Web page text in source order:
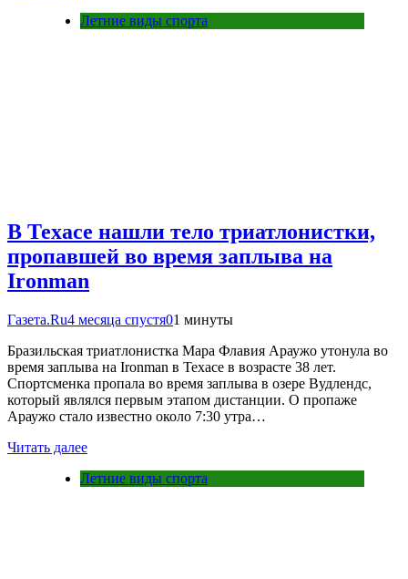
Летние виды спорта
В Техасе нашли тело триатлонистки,
пропавшей во время заплыва на
Ironman
Газета.Ru4 месяца спустя01 минуты
Бразильская триатлонистка Мара Флавия Араужо утонула во
время заплыва на Ironman в Техасе в возрасте 38 лет.
Спортсменка пропала во время заплыва в озере Вудлендс,
который являлся первым этапом дистанции. О пропаже
Араужо стало известно около 7:30 утра…
Читать далее
Летние виды спорта